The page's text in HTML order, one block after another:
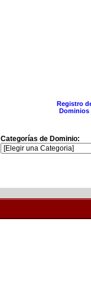
Registro
Dominios
Categorías de Dominio: